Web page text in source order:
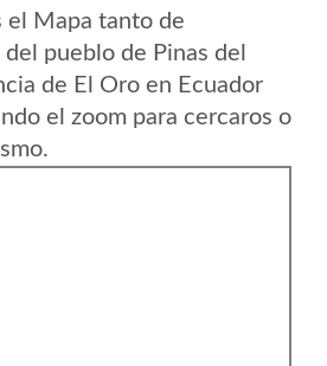
el Mapa tanto de
pueblo de Pinas del
de El Oro en Ecuador
el zoom para cercaros o